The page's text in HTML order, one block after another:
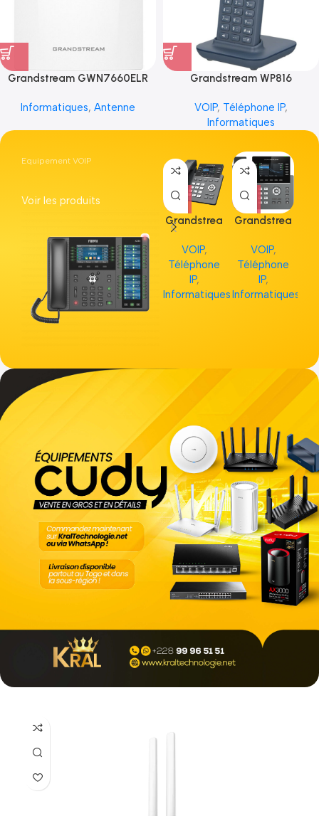
Grandstream GWN7660ELR
Informatiques, Antenne
Grandstream WP816
VOIP, Téléphone IP,
Informatiques
Equipement VOIP
Voir les produits
Grandstrea
m GRP2613
VOIP,
Téléphone
IP,
Informatiques
Grandstrea
VOIP,
Téléphone
IP,
Informatiques